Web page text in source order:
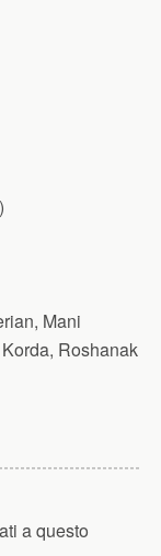
Mani
Roshanak
a questo